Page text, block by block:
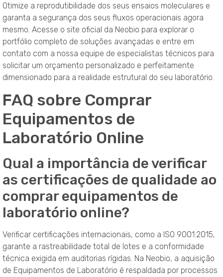
Otimize a reprodutibilidade dos seus ensaios moleculares e
garanta a segurança dos seus fluxos operacionais agora
mesmo. Acesse o site oficial da Neobio para explorar o
portfólio completo de soluções avançadas e entre em
contato com a nossa equipe de especialistas técnicos para
solicitar um orçamento personalizado e perfeitamente
dimensionado para a realidade estrutural do seu laboratório.
FAQ sobre Comprar
Equipamentos de
Laboratório Online
Qual a importância de verificar
as certificações de qualidade ao
comprar equipamentos de
laboratório online?
Verificar certificações internacionais, como a ISO 9001:2015,
garante a rastreabilidade total de lotes e a conformidade
técnica exigida em auditorias rígidas. Na Neobio, a aquisição
de Equipamentos de Laboratório é respaldada por processos